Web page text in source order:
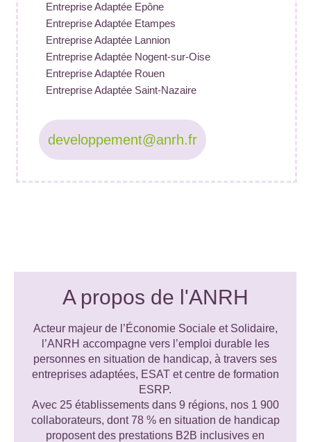
Entreprise Adaptée Epône
Entreprise Adaptée Etampes
Entreprise Adaptée Lannion
Entreprise Adaptée Nogent-sur-Oise
Entreprise Adaptée Rouen
Entreprise Adaptée Saint-Nazaire
developpement@anrh.fr
A propos de l'ANRH
Acteur majeur de l’Économie Sociale et Solidaire,
l’ANRH accompagne vers l’emploi durable les
personnes en situation de handicap, à travers ses
entreprises adaptées, ESAT et centre de formation
ESRP.
Avec 25 établissements dans 9 régions, nos 1 900
collaborateurs, dont 78 % en situation de handicap
proposent des prestations B2B inclusives en